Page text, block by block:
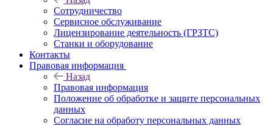
Сотрудничество
Сервисное обслуживание
Лицензирование деятельность (ГРЗТС)
Станки и оборудование
Контакты
Правовая информация
Назад
Правовая информация
Положение об обработке и защите персональных
данных
Согласие на обработу персональных данных